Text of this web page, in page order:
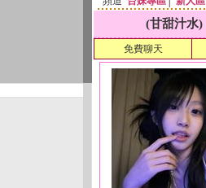
(甘甜汁水)
免費聊天